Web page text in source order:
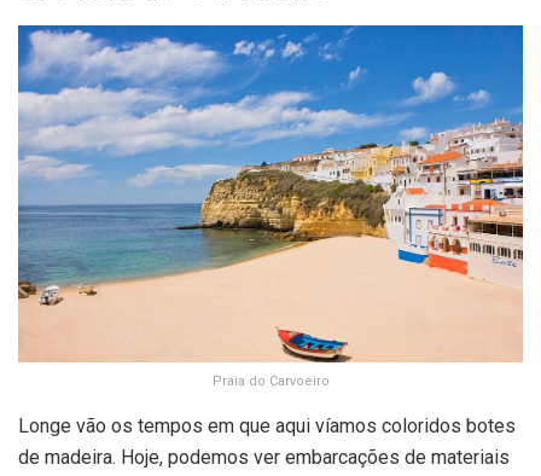
Praia do Carvoeiro
Longe vão os tempos em que aqui víamos coloridos botes
de madeira. Hoje, podemos ver embarcações de materiais